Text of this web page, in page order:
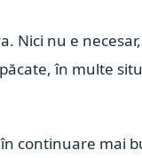
Nici nu e
în multe
continuare mai